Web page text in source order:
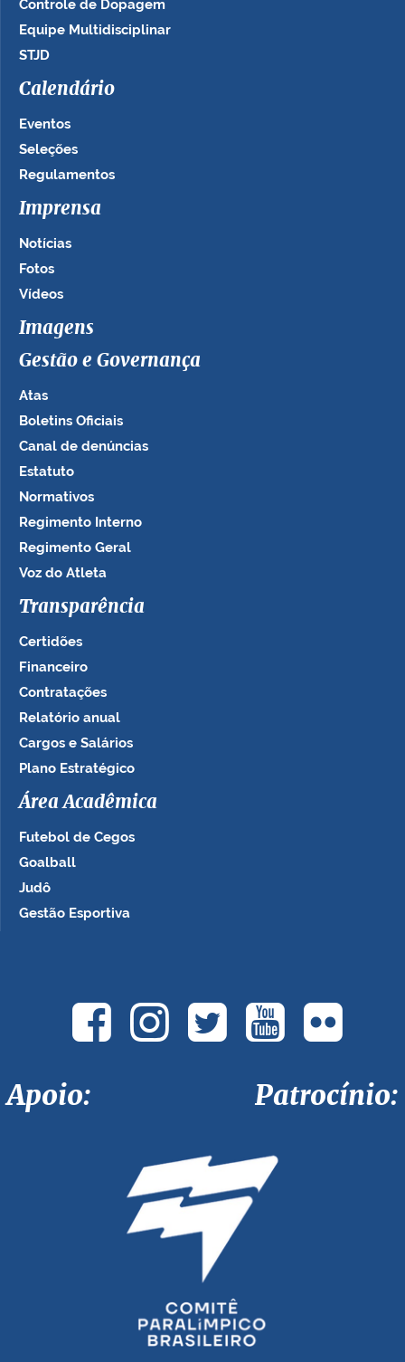
Controle de Dopagem
Equipe Multidisciplinar
STJD
Calendário
Eventos
Seleções
Regulamentos
Imprensa
Notícias
Fotos
Vídeos
Imagens
Gestão e Governança
Atas
Boletins Oficiais
Canal de denúncias
Estatuto
Normativos
Regimento Interno
Regimento Geral
Voz do Atleta
Transparência
Certidões
Financeiro
Contratações
Relatório anual
Cargos e Salários
Plano Estratégico
Área Acadêmica
Futebol de Cegos
Goalball
Judô
Gestão Esportiva
Apoio: Patrocínio: